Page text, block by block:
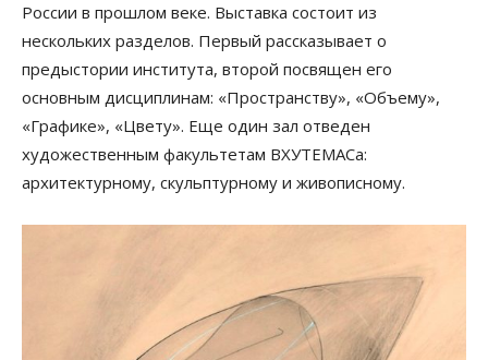
России в прошлом веке. Выставка состоит из
нескольких разделов. Первый рассказывает о
предыстории института, второй посвящен его
основным дисциплинам: «Пространству», «Объему»,
«Графике», «Цвету». Еще один зал отведен
художественным факультетам ВХУТЕМАСа:
архитектурному, скульптурному и живописному.